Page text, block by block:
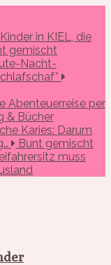
in KIEL, die
gemischt
Nacht-
Abenteuerreise per
& Bücher
Karies: Darum
Bunt gemischt
muss